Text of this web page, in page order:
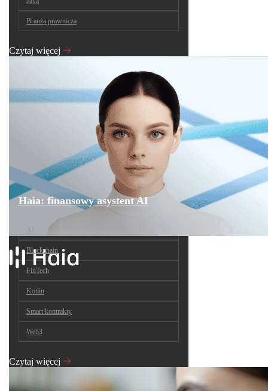
Branża prawnicza
Czytaj więcej
Haia: finansowy asystent AI
AI
Blockchain
FinTech
Kotlin
Smart kontrakty
Web3
Czytaj więcej